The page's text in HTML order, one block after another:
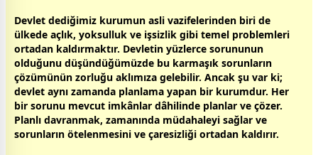
Devlet dediğimiz kurumun asli vazifelerinden biri de
ülkede açlık, yoksulluk ve işsizlik gibi temel problemleri
ortadan kaldırmaktır. Devletin yüzlerce sorununun
olduğunu düşündüğümüzde bu karmaşık sorunların
çözümünün zorluğu aklımıza gelebilir. Ancak şu var ki;
devlet aynı zamanda planlama yapan bir kurumdur. Her
bir sorunu mevcut imkânlar dâhilinde planlar ve çözer.
Planlı davranmak, zamanında müdahaleyi sağlar ve
sorunların ötelenmesini ve çaresizliği ortadan kaldırır.